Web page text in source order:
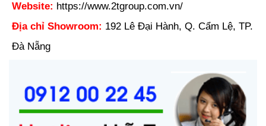
Website: https://www.2tgroup.com.vn/
Địa chỉ Showroom: 192 Lê Đại Hành, Q. Cẩm Lệ, TP.
Đà Nẵng